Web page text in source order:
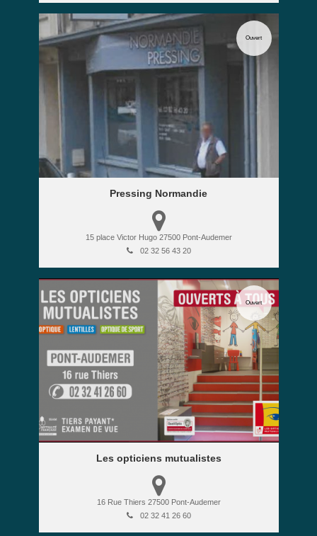
Pressing Normandie
15 place Victor Hugo 27500 Pont-Audemer
02 32 56 43 20
Ouvert
Les opticiens mutualistes
16 Rue Thiers 27500 Pont-Audemer
02 32 41 26 60
Ouvert